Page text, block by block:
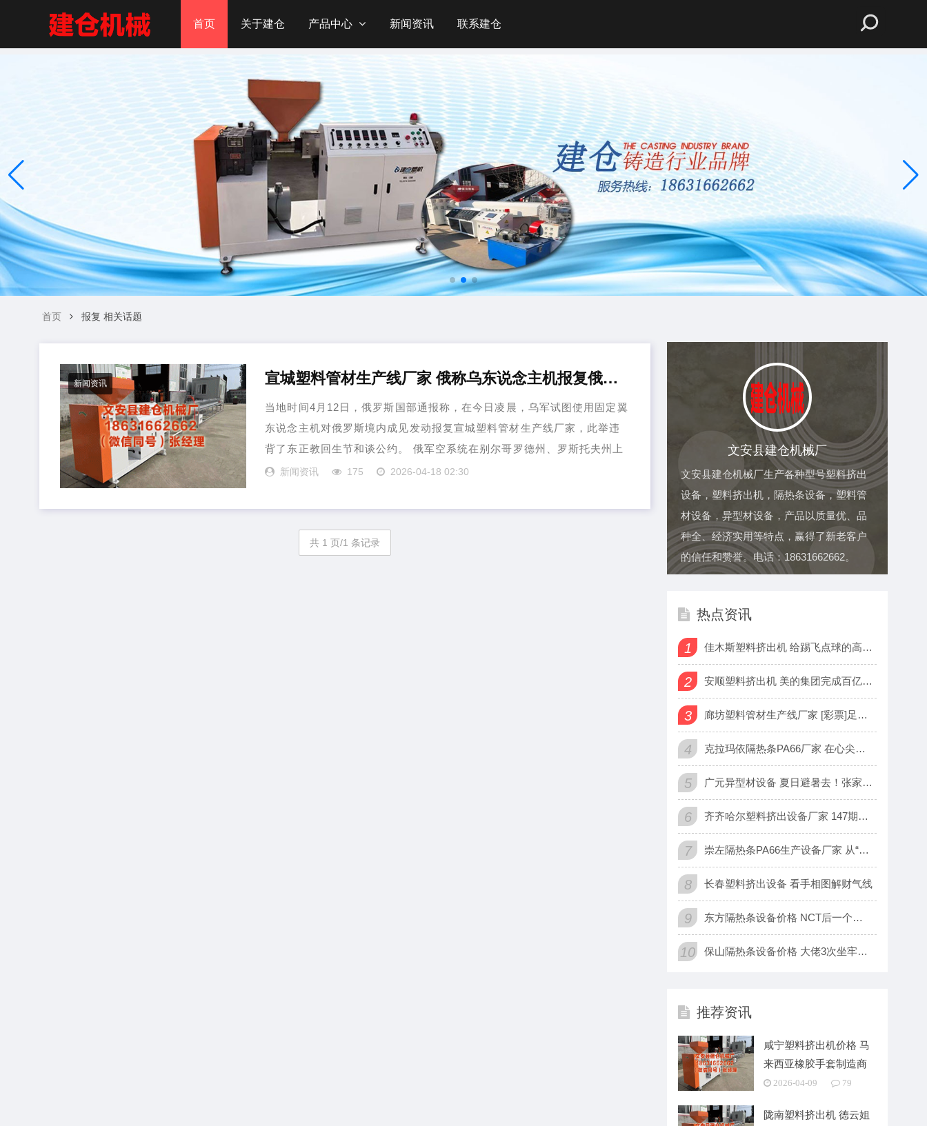
首页 关于建仓 产品中心 新闻资讯 联系建仓
首页 报复 相关话题
新闻资讯 宣城塑料管材生产线厂家 俄称乌东说念主机报复俄境内成见 违背回生节和谈公约
当地时间4月12日，俄罗斯国部通报称，在今日凌晨，乌军试图使用固定翼
东说念主机对俄罗斯境内成见发动报复宣城塑料管材生产线厂家，此举违
背了东正教回生节和谈公约。 俄军空系统在别尔哥罗德州、罗斯托夫州上
空...新闻资讯 175 2026-04-18 02:30
共 1 页/1 条记录
文安县建仓机械厂
文安县建仓机械厂生产各种型号塑料挤出
设备，塑料挤出机，隔热条设备，塑料管
材设备，异型材设备，产品以质量优、品
种全、经济实用等特点，赢得了新老客户
的信任和赞誉。电话：18631662662。
热点资讯
1 佳木斯塑料挤出机 给踢飞点球的高中生多些宽容和安慰
2 安顺塑料挤出机 美的集团完成百亿元股份回购
3 廊坊塑料管材生产线厂家 [彩票]足彩25127期盈亏指数：格
4 克拉玛依隔热条PA66厂家 在心尖，一份爱心编织幸福“保障网
5 广元异型材设备 夏日避暑去！张家界金鞭溪5日游路线，清凉玩法
6 齐齐哈尔塑料挤出设备厂家 147期苏树鹏大乐透预测奖号：和值
7 崇左隔热条PA66生产设备厂家 从“融转型”迈入“生态重构”
8 长春塑料挤出设备 看手相图解财气线
9 东方隔热条设备价格 NCT后一个分队将于2月出道 分队名为N
10 保山隔热条设备价格 大佬3次坐牢坐牢20年，如今被国东谈主众
推荐资讯
咸宁塑料挤出机价格 马
来西亚橡胶手套制造商
WRP文牍逐步破产
2026-04-09 79
陇南塑料挤出机 德云姐